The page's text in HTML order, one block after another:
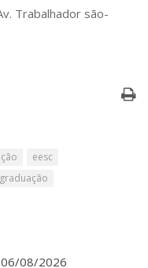
Trabalhador são-
eesc
08/2026